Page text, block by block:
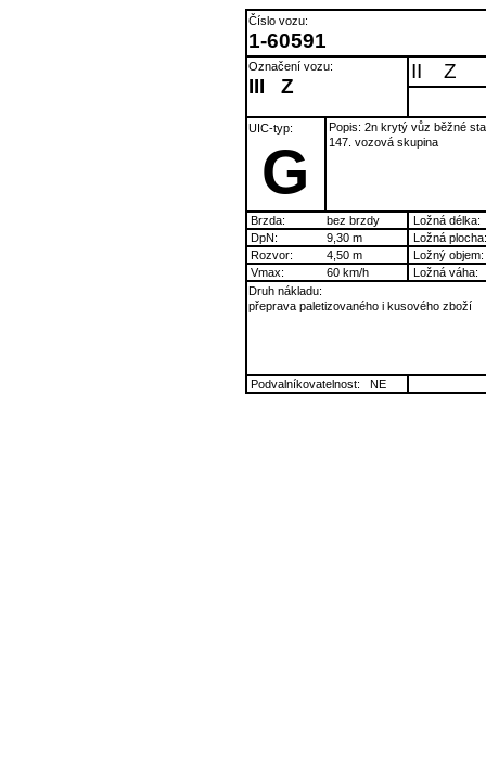
Číslo vozu:
1-60591
Označení vozu:
III Z
II Z
UIC-typ:
G
Popis: 2n krytý vůz běžné
147. vozová skupina
Brzda: bez brzdy
Ložná délka:
DpN:
9,30 m
Ložná plocha:
Rozvor:
4,50 m
Ložný objem:
Vmax:
60 km/h
Ložná váha:
Druh nákladu:
přeprava paletizovaného i kusového zboží
Podvalníkovatelnost: NE